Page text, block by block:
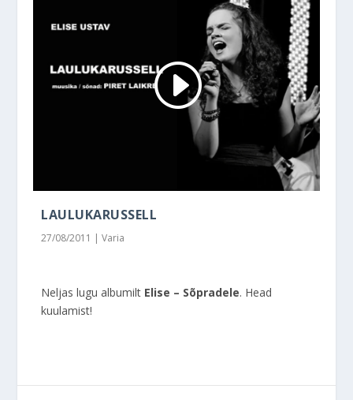
LAULUKARUSSELL
27/08/2011 |Varia
Neljas lugu albumilt Elise – Sõpradele. Head
kuulamist!